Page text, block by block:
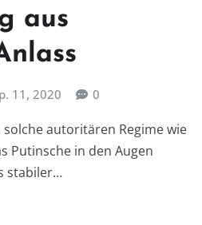
aus
11, 2020 0
autoritären Regime wie
Putinsche in den Augen
stabiler…